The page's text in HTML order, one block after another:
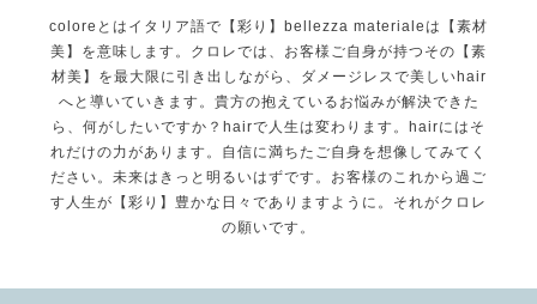
coloreとはイタリア語で【彩り】bellezza materialeは【素材
美】を意味します。クロレでは、お客様ご自身が持つその【素
材美】を最大限に引き出しながら、ダメージレスで美しいhair
へと導いていきます。貴方の抱えているお悩みが解決できた
ら、何がしたいですか？hairで人生は変わります。hairにはそ
れだけの力があります。自信に満ちたご自身を想像してみてく
ださい。未来はきっと明るいはずです。お客様のこれから過ご
す人生が【彩り】豊かな日々でありますように。それがクロレ
の願いです。